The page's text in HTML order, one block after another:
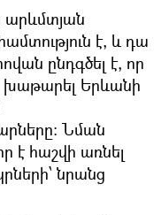
արևմտյան
է, և դա
ընդգծել է, որ
խաթարել Երևանի
Նման
է հաշվի առնել
նրանց